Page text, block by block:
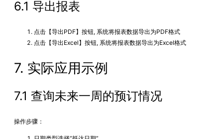
6.1 导出报表
点击【导出PDF】按钮, 系统将报表数据导出为PDF格式
点击【导出Excel】按钮, 系统将报表数据导出为Excel格式
7. 实际应用示例
7.1 查询未来一周的预订情况
操作步骤：